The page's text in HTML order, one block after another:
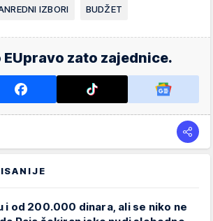
IZBORI BUDŽET
EUpravo zato zajednice.
i od 200.000 dinara, ali se niko ne